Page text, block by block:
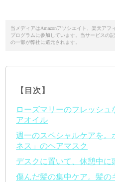
当メディアはAmazonアソシエイト、楽天ア
プログラムに参加しています。当サービスの
の一部が弊社に還元されます。
【目次】
ローズマリーのフレッシ
アオイル
週一のスペシャルケアを。
ネス」のヘアマスク
デスクに置いて、休憩中に
傷んだ髪の集中ケア。髪の